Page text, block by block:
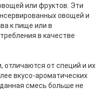
или фруктов. Эти
овощей и
к пище или в
в качестве
от специй и их
вкусо-ароматических
смесь больше не